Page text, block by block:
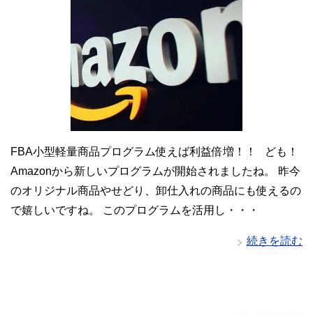
FBA小型軽量商品プログラム使えば利益倍増！！ ども！
Amazonから新しいプログラムが開始されましたね。 昨今
のオリジナル商品やせどり、卸仕入れの商品にも使えるの
で嬉しいですね。 このプログラムを活用し・・・
続きを読む